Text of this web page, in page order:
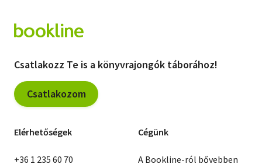
Csatlakozz Te is a könyvrajongók táborához!
Csatlakozom
Elérhetőségek
+36 1 235 60 70
Cégünk
A Bookline-ról bővebben